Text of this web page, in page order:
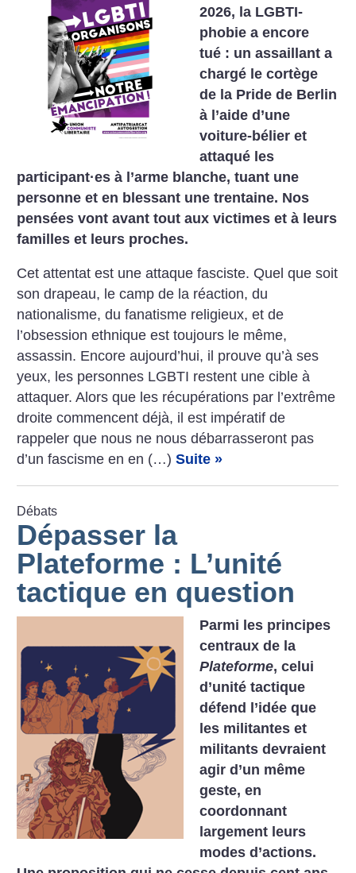
2026, la LGBTI-
phobie a encore
tué : un assaillant a
chargé le cortège
de la Pride de Berlin
à l’aide d’une
voiture-bélier et
attaqué les
participant·es à l’arme blanche, tuant une
personne et en blessant une trentaine. Nos
pensées vont avant tout aux victimes et à leurs
familles et leurs proches.
Cet attentat est une attaque fasciste. Quel que soit
son drapeau, le camp de la réaction, du
nationalisme, du fanatisme religieux, et de
l’obsession ethnique est toujours le même,
assassin. Encore aujourd’hui, il prouve qu’à ses
yeux, les personnes LGBTI restent une cible à
attaquer. Alors que les récupérations par l’extrême
droite commencent déjà, il est impératif de
rappeler que nous ne nous débarrasseront pas
d’un fascisme en en (…)Suite »
Débats
Dépasser la
Plateforme : L’unité
tactique en question
Parmi les principes
centraux de la
Plateforme, celui
d’unité tactique
défend l’idée que
les militantes et
militants devraient
agir d’un même
geste, en
coordonnant
largement leurs
modes d’actions.